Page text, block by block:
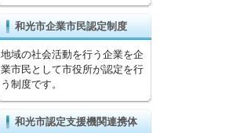
和光市企業市民認定制度
地域の社会活動を行う企業を企
業市民として市役所が認定を行
う制度です。
和光市認定支援機関連携体